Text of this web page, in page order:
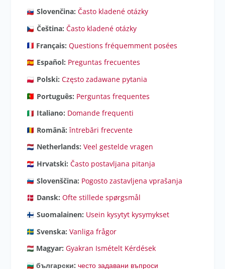
Slovenčina: Často kladené otázky
Čeština: Často kladené otázky
Français:Questions fréquemment posées
Español: Preguntas frecuentes
Polski: Często zadawane pytania
Português: Perguntas frequentes
Italiano: Domande frequenti
Română:întrebări frecvente
Netherlands: Veel gestelde vragen
Hrvatski: Často postavljana pitanja
Slovenščina: Pogosto zastavljena vprašanja
Dansk: Ofte stillede spørgsmål
Suomalainen: Usein kysytyt kysymykset
Svenska: Vanliga frågor
Magyar: Gyakran Ismételt Kérdések
български:често задавани въпроси